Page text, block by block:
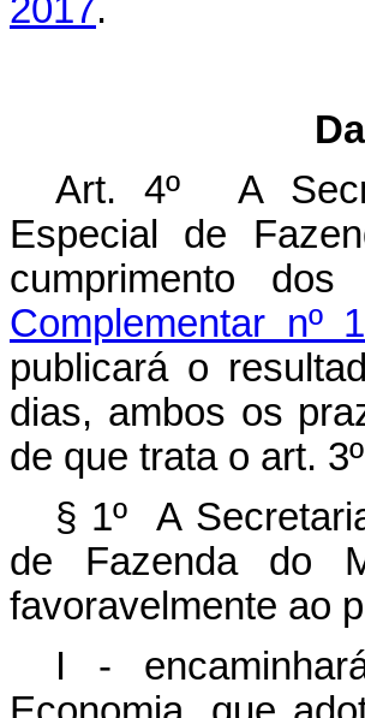
2017.
Art. 4º A
Especial de
cumprimento
Complementar nº
publicará o
dias, ambos os
de que trata o art.
§ 1º A
de Fazenda do
favoravelmente ao
I -